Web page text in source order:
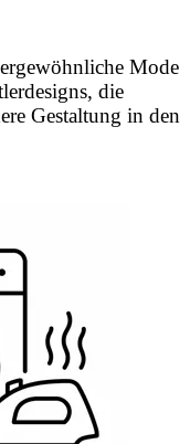
Mode
die
Gestaltung in den